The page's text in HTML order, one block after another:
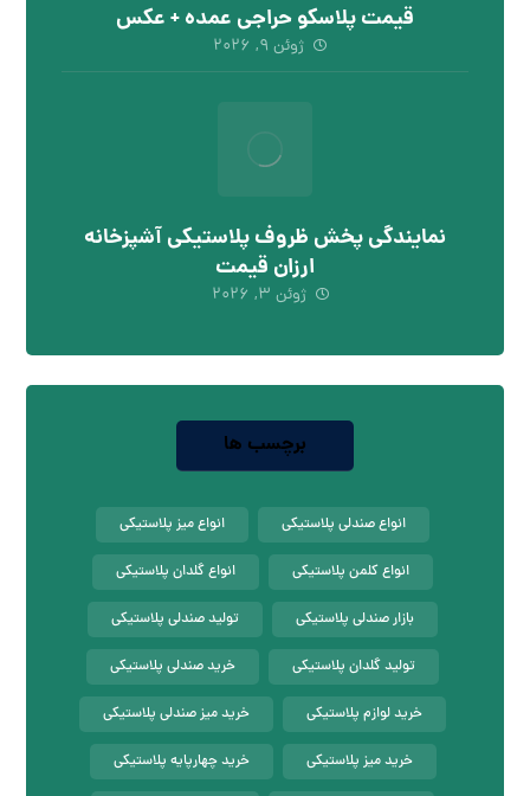
قیمت پلاسکو حراجی عمده + عکس
ژوئن ۹, ۲۰۲۶
نمایندگی پخش ظروف پلاستیکی آشپزخانه
ارزان قیمت
ژوئن ۳, ۲۰۲۶
برچسب ها
انواع صندلی پلاستیکی انواع میز پلاستیکی
انواع کلمن پلاستیکی انواع گلدان پلاستیکی
بازار صندلی پلاستیکی تولید صندلی پلاستیکی
تولید گلدان پلاستیکی خرید صندلی پلاستیکی
خرید لوازم پلاستیکی خرید میز صندلی پلاستیکی
خرید میز پلاستیکی خرید چهارپایه پلاستیکی